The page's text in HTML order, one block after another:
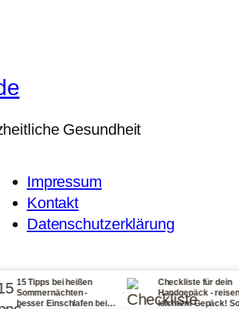
Gesundheit
Impressum
Kontakt
Datenschutzerklärung
bei heißen
-
Einschlafen bei
·
Checkliste für dein
Handgepäck - reisen mit
leichtem Gepäck! So
·